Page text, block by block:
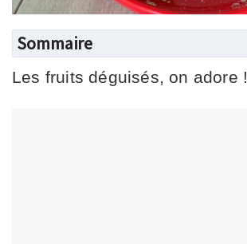
Sommaire
Les fruits déguisés, on adore !